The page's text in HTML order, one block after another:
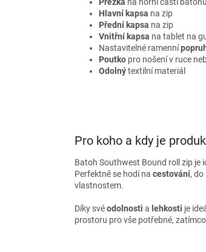
Hlavní kapsa na zip
Přední kapsa na zip
Vnitřní kapsa na tablet na
Nastavitelné ramenní
Poutko pro nošení v ruce
Odolnýtextilní materiál
Pro koho a kdy je
Batoh Southwest Bound roll zip je
Perfektně se hodí na cestování, do
vlastnostem.
Díky svéodolnosti a lehkosti je
prostoru pro vše potřebné,